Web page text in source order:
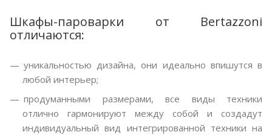
Шкафы-пароварки от Bertazzoni
отличаются:
уникальностью дизайна, они идеально впишутся в
любой интерьер;
продуманными размерами, все виды техники
отлично гармонируют между собой и создадут
индивидуальный вид интегрированной техники на